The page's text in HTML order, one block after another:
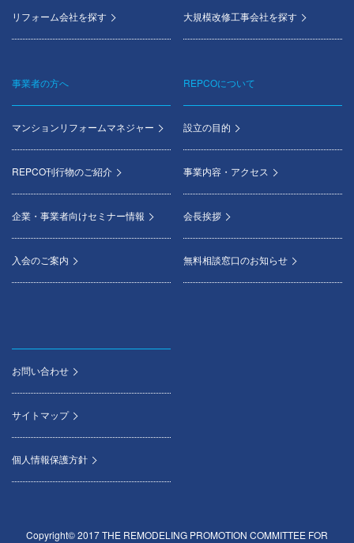
リフォーム会社を探す 大規模改修工事会社を探す
事業者の方へ
マンションリフォームマネジャー
REPCO刊行物のご紹介
企業・事業者向けセミナー情報
入会のご案内
REPCOについて
設立の目的
事業内容・アクセス
会長挨拶
無料相談窓口のお知らせ
お問い合わせ
サイトマップ
個人情報保護方針
Copyright© 2017 THE REMODELING PROMOTION COMMITTEE FOR